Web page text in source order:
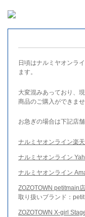
日頃はナルミヤオンラ
ます。
大変混みあっており、
商品のご購入ができませ
お急ぎの場合は下記店
ナルミヤオンライン楽
ナルミヤオンライン
ナルミヤオンライン
ZOZOTOWN petitmain店
取り扱いブランド：
ZOZOTOWN X-girl